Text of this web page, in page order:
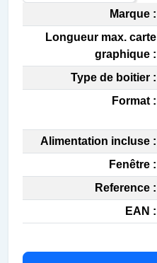
Marque :
Longueur max. carte
graphique :
Type de boitier :
Format :
Alimentation incluse :
Fenêtre :
Reference :
EAN :